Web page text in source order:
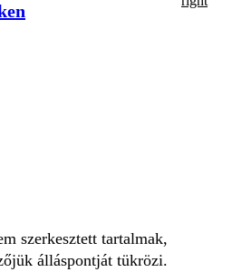
szerkesztett tartalmak,
álláspontját tükrözi.